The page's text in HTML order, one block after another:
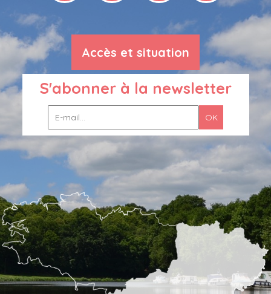
Accès et situation
S'abonner à la newsletter